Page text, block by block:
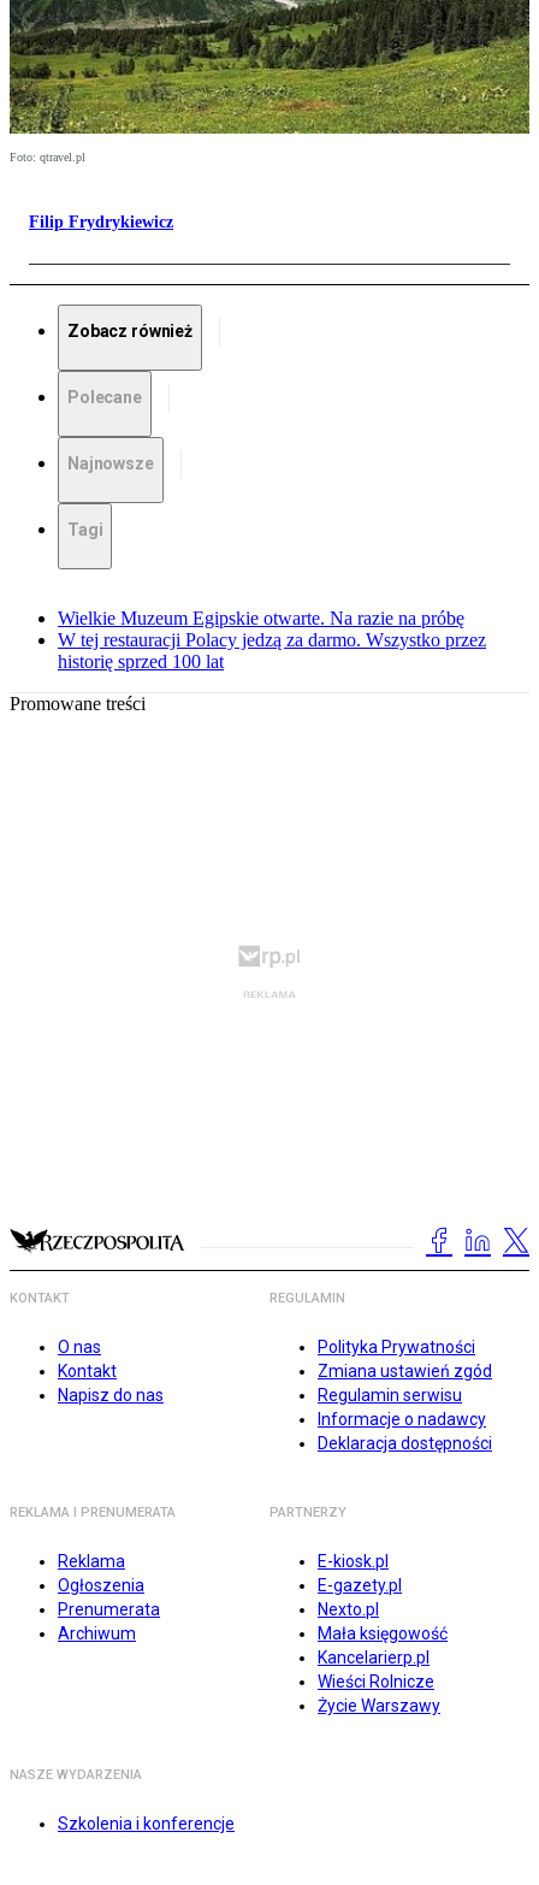
Foto: qtravel.pl
Filip Frydrykiewicz
Zobacz również
Polecane
Najnowsze
Tagi
Wielkie Muzeum Egipskie otwarte. Na razie na próbę
W tej restauracji Polacy jedzą za darmo. Wszystko przez
historię sprzed 100 lat
Promowane treści
KONTAKT
O nas
Kontakt
Napisz do nas
REGULAMIN
Polityka Prywatności
Zmiana ustawień zgód
Regulamin serwisu
Informacje o nadawcy
Deklaracja dostępności
REKLAMA I PRENUMERATA
Reklama
Ogłoszenia
Prenumerata
Archiwum
PARTNERZY
E-kiosk.pl
E-gazety.pl
Nexto.pl
Mała księgowość
Kancelarierp.pl
Wieści Rolnicze
Życie Warszawy
NASZE WYDARZENIA
Szkolenia i konferencje